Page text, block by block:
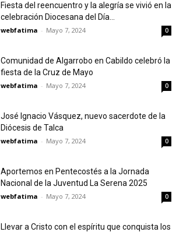
Fiesta del reencuentro y la alegría se vivió en la
celebración Diocesana del Día...
webfatima - Mayo 7, 2024 0
Comunidad de Algarrobo en Cabildo celebró la
fiesta de la Cruz de Mayo
webfatima - Mayo 7, 2024 0
José Ignacio Vásquez, nuevo sacerdote de la
Diócesis de Talca
webfatima - Mayo 7, 2024 0
Aportemos en Pentecostés a la Jornada
Nacional de la Juventud La Serena 2025
webfatima - Mayo 7, 2024 0
Llevar a Cristo con el espíritu que conquista los